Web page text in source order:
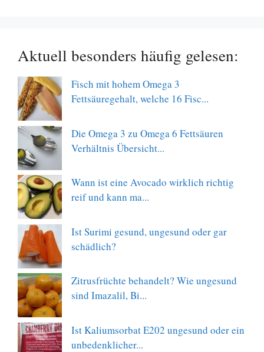
Aktuell besonders häufig gelesen:
Fisch mit hohem Omega 3
Fettsäuregehalt, welche 16 Fisc...
Die Omega 3 zu Omega 6 Fettsäuren
Verhältnis Übersicht...
Wann ist eine Avocado wirklich richtig
reif und kann ma...
Ist Surimi gesund, ungesund oder gar
schädlich?
Zitrusfrüchte behandelt? Wie ungesund
sind Imazalil, Bi...
Ist Kaliumsorbat E202 ungesund oder ein
unbedenklicher...